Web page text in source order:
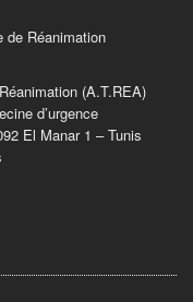
de Réanimation
(A.T.REA)
d’urgence
El Manar 1 – Tunis